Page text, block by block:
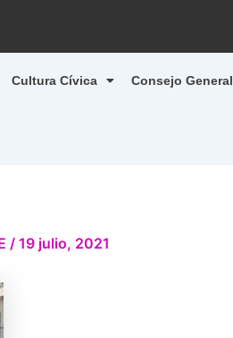
Cultura Cívica Consejo General
/ 19 julio, 2021